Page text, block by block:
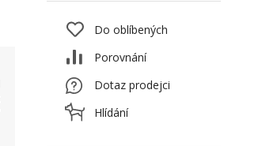
Do oblíbených
Porovnání
Dotaz prodejci
Hlídání